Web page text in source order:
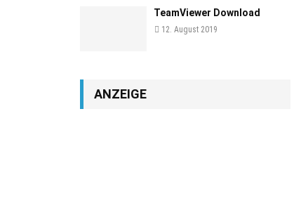
TeamViewer Download
12. August 2019
ANZEIGE